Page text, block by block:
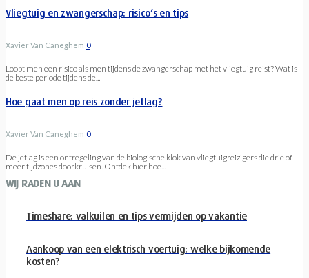
Vliegtuig en zwangerschap: risico’s en tips
Xavier Van Caneghem 0
Loopt men een risico als men tijdens de zwangerschap met het vliegtuig reist? Wat is
de beste periode tijdens de...
Hoe gaat men op reis zonder jetlag?
Xavier Van Caneghem 0
De jetlag is een ontregeling van de biologische klok van vliegtuigreizigers die drie of
meer tijdzones doorkruisen. Ontdek hier hoe...
WIJ RADEN U AAN
Timeshare: valkuilen en tips vermijden op vakantie
Aankoop van een elektrisch voertuig: welke bijkomende
kosten?